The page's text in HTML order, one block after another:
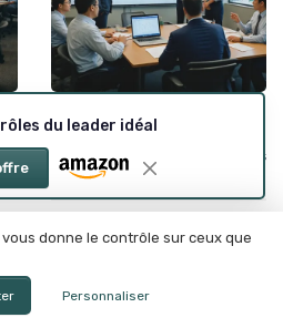
du lean management pour les
leaders
du leader idéal
donne le contrôle sur ceux que
Personnaliser